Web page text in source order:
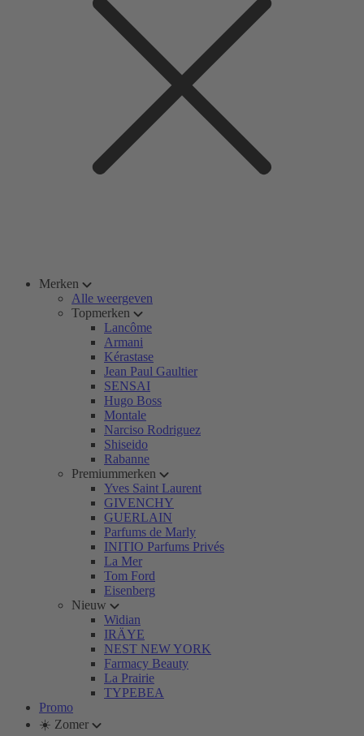
Merken
Alle weergeven
Topmerken
Lancôme
Armani
Kérastase
Jean Paul Gaultier
SENSAI
Hugo Boss
Montale
Narciso Rodriguez
Shiseido
Rabanne
Premiummerken
Yves Saint Laurent
GIVENCHY
GUERLAIN
Parfums de Marly
INITIO Parfums Privés
La Mer
Tom Ford
Eisenberg
Nieuw
Widian
IRÄYE
NEST NEW YORK
Farmacy Beauty
La Prairie
TYPEBEA
Promo
☀️ Zomer